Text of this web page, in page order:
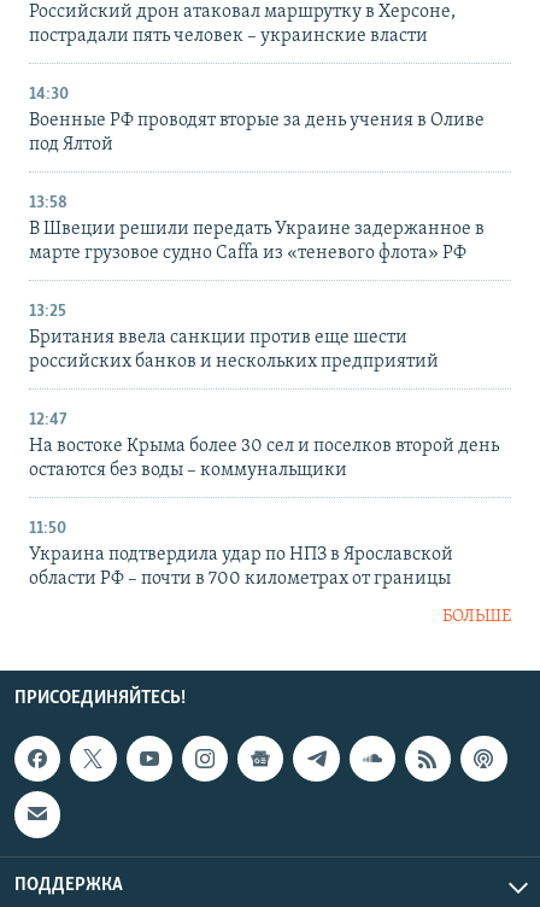
Российский дрон атаковал маршрутку в Херсоне,
пострадали пять человек – украинские власти
14:30
Военные РФ проводят вторые за день учения в Оливе
под Ялтой
13:58
В Швеции решили передать Украине задержанное в
марте грузовое судно Caffa из «теневого флота» РФ
13:25
Британия ввела санкции против еще шести
российских банков и нескольких предприятий
12:47
На востоке Крыма более 30 сел и поселков второй день
остаются без воды – коммунальщики
11:50
Украина подтвердила удар по НПЗ в Ярославской
области РФ – почти в 700 километрах от границы
БОЛЬШЕ
ПРИСОЕДИНЯЙТЕСЬ!
ПОДДЕРЖКА